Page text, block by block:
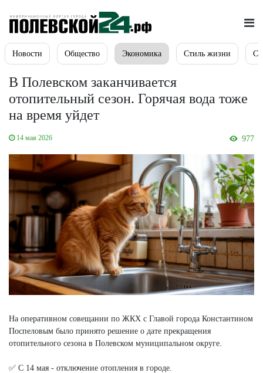
Новости Общество Экономика Стиль жизни
В Полевском заканчивается
отопительный сезон. Горячая вода тоже
на время уйдет
14 мая 2026 977
На оперативном совещании по ЖКХ с Главой города Константином
Поспеловым было принято решение о дате прекращения
отопительного сезона в Полевском муниципальном округе.
✅ С 14 мая - отключение отопления в городе.